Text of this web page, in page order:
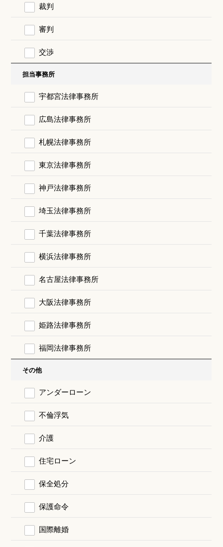
裁判
審判
交渉
担当事務所
宇都宮法律事務所
広島法律事務所
札幌法律事務所
東京法律事務所
神戸法律事務所
埼玉法律事務所
千葉法律事務所
横浜法律事務所
名古屋法律事務所
大阪法律事務所
姫路法律事務所
福岡法律事務所
その他
アンダーローン
不倫浮気
介護
住宅ローン
保全処分
保護命令
国際離婚